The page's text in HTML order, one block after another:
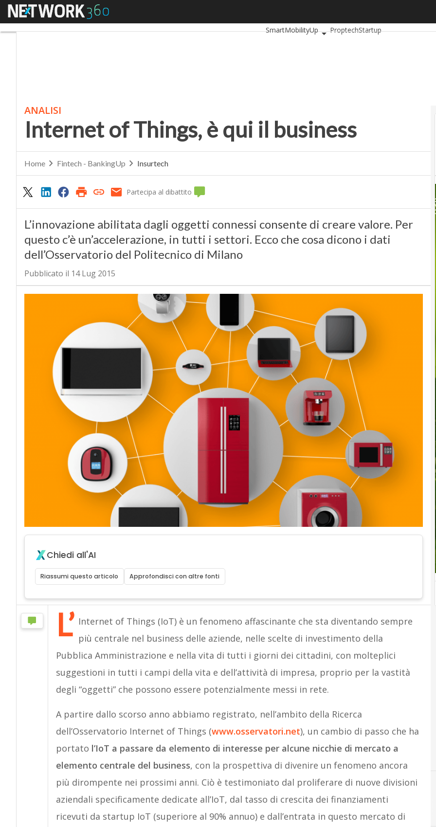
Menu
SmartMobilityUp
ProptechStartup
ANALISI
Internet of Things, è qui il business
Home Fintech - BankingUp Insurtech
Partecipa al dibattito
L’innovazione abilitata dagli oggetti connessi consente di creare valore. Per
questo c’è un’accelerazione, in tutti i settori. Ecco che cosa dicono i dati
dell’Osservatorio del Politecnico di Milano
Pubblicato il 14 Lug 2015
Chiedi all'AI
Riassumi questo articolo Approfondisci con altre fonti
L’ Internet of Things (IoT) è un fenomeno affascinante che sta diventando sempre
più centrale nel business delle aziende, nelle scelte di investimento della
Pubblica Amministrazione e nella vita di tutti i giorni dei cittadini, con molteplici
suggestioni in tutti i campi della vita e dell’attività di impresa, proprio per la vastità
degli “oggetti” che possono essere potenzialmente messi in rete.
A partire dallo scorso anno abbiamo registrato, nell’ambito della Ricerca
dell’Osservatorio Internet of Things (www.osservatori.net), un cambio di passo che ha
portato l’IoT a passare da elemento di interesse per alcune nicchie di mercato a
elemento centrale del business, con la prospettiva di divenire un fenomeno ancora
più dirompente nei prossimi anni. Ciò è testimoniato dal proliferare di nuove divisioni
aziendali specificamente dedicate all’IoT, dal tasso di crescita dei finanziamenti
ricevuti da startup IoT (superiore al 90% annuo) e dall’entrata in questo mercato di